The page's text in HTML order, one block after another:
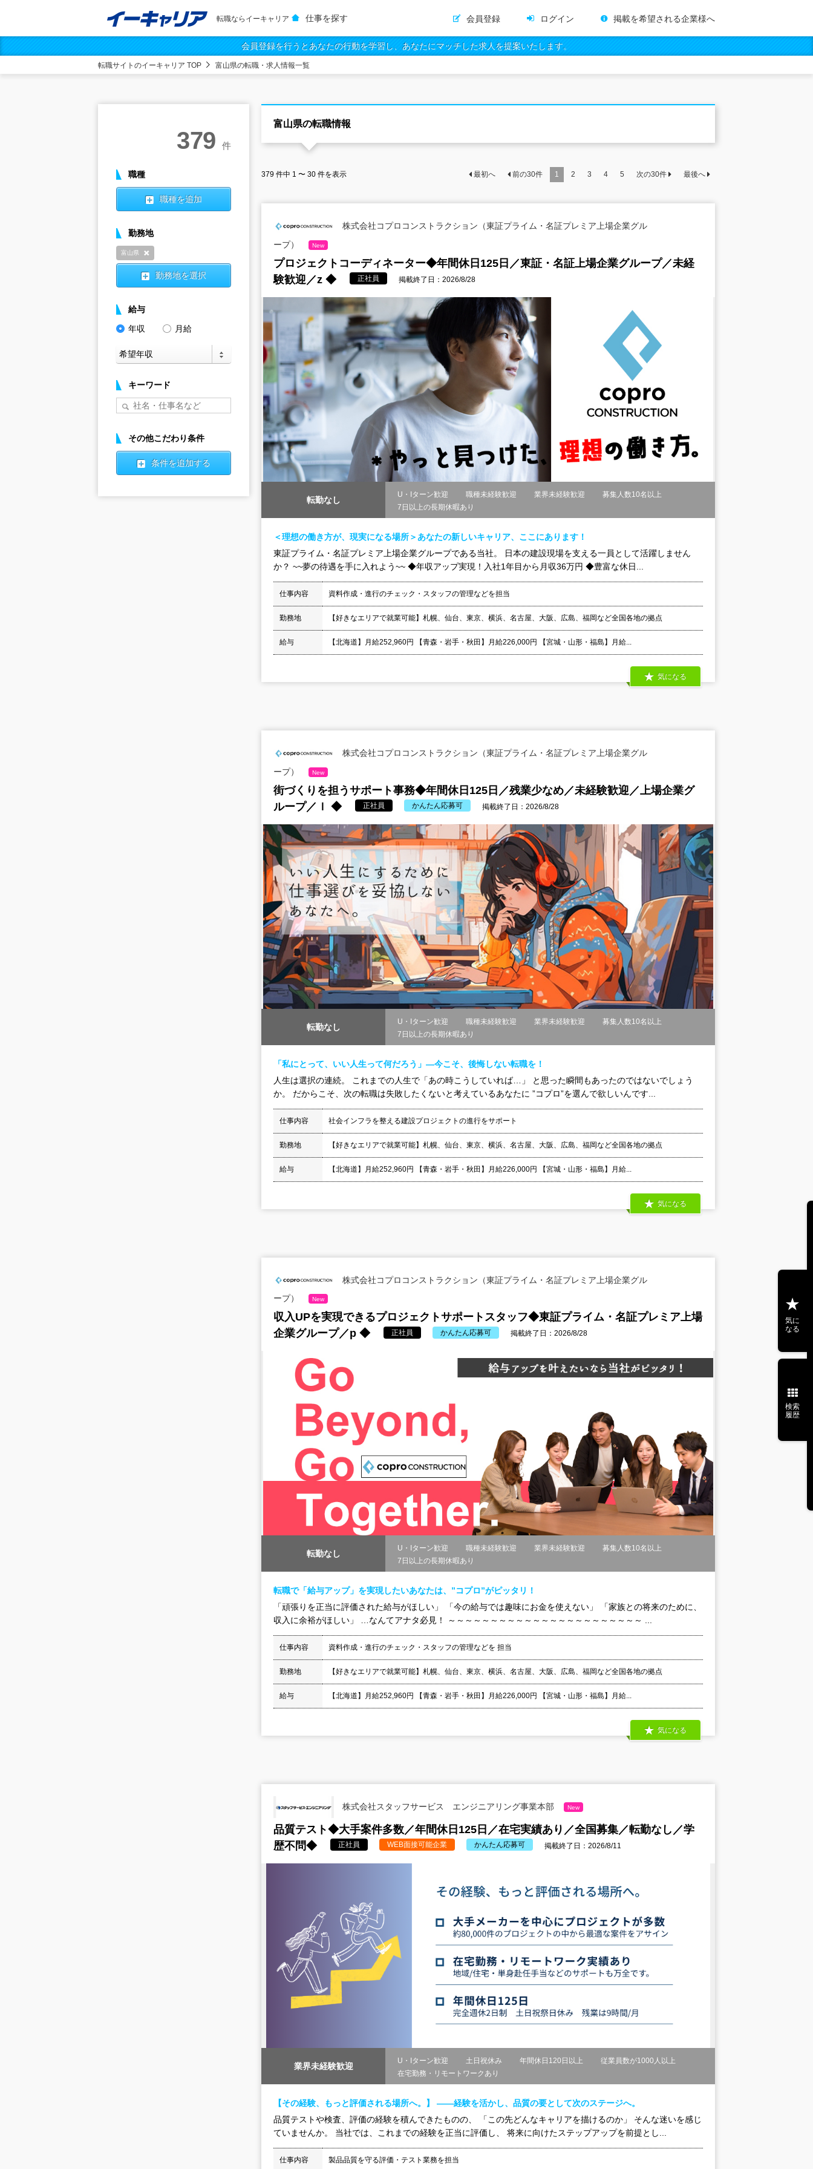
転職ならイーキャリア 仕事を探す 会員登録 ログイン 掲載を希望される企業様へ
会員登録を行うとあなたの行動を学習し、あなたにマッチした求人を提案いたします。
転職サイトのイーキャリア TOP 富山県の転職・求人情報一覧
富山県の転職情報
379 件中 1 〜 30 件を表示 最初へ 前の30件 1 2 3 4 5 次の30件 最後へ
株式会社コプロコンストラクション（東証プライム・名証プレミア上場企業グル
ープ）
New
プロジェクトコーディネーター◆年間休日125日／東証・名証上場企業グループ／未経
験歓迎／z ◆
正社員 掲載終了日：2026/8/28
転勤なし
U・Iターン歓迎 職種未経験歓迎 業界未経験歓迎
募集人数10名以上
7日以上の長期休暇あり
＜理想の働き方が、現実になる場所＞あなたの新しいキャリア、ここにあります！
東証プライム・名証プレミア上場企業グループである当社。 日本の建設現場を支える一員として活躍しません
か？ ~~夢の待遇を手に入れよう~~ ◆年収アップ実現！入社1年目から月収36万円 ◆豊富な休日...
仕事内容 資料作成・進行のチェック・スタッフの管理などを担当
勤務地 【好きなエリアで就業可能】札幌、仙台、東京、横浜、名古屋、大阪、広島、福岡など全国各地の拠点
給与 【北海道】月給252,960円 【青森・岩手・秋田】月給226,000円 【宮城・山形・福島】月給...
気になる
株式会社コプロコンストラクション（東証プライム・名証プレミア上場企業グル
ープ）
New
街づくりを担うサポート事務◆年間休日125日／残業少なめ／未経験歓迎／上場企業グ
ループ／ｌ ◆
正社員 かんたん応募可 掲載終了日：2026/8/28
転勤なし
U・Iターン歓迎 職種未経験歓迎 業界未経験歓迎
募集人数10名以上
7日以上の長期休暇あり
「私にとって、いい人生って何だろう」―今こそ、後悔しない転職を！
人生は選択の連続。 これまでの人生で「あの時こうしていれば…」 と思った瞬間もあったのではないでしょう
か。 だからこそ、次の転職は失敗したくないと考えているあなたに ”コプロ”を選んで欲しいんです...
仕事内容 社会インフラを整える建設プロジェクトの進行をサポート
勤務地 【好きなエリアで就業可能】札幌、仙台、東京、横浜、名古屋、大阪、広島、福岡など全国各地の拠点
給与 【北海道】月給252,960円 【青森・岩手・秋田】月給226,000円 【宮城・山形・福島】月給...
気になる
株式会社コプロコンストラクション（東証プライム・名証プレミア上場企業グル
ープ）
New
収入UPを実現できるプロジェクトサポートスタッフ◆東証プライム・名証プレミア上場
企業グループ／p ◆
正社員 かんたん応募可 掲載終了日：2026/8/28
転勤なし
U・Iターン歓迎 職種未経験歓迎 業界未経験歓迎
募集人数10名以上
7日以上の長期休暇あり
転職で「給与アップ」を実現したいあなたは、”コプロ”がピッタリ！
「頑張りを正当に評価された給与がほしい」 「今の給与では趣味にお金を使えない」 「家族との将来のために、
収入に余裕がほしい」 …なんてアナタ必見！ ～～～～～～～～～～～～～～～～～～～～～～～ ...
仕事内容 資料作成・進行のチェック・スタッフの管理などを 担当
勤務地 【好きなエリアで就業可能】札幌、仙台、東京、横浜、名古屋、大阪、広島、福岡など全国各地の拠点
給与 【北海道】月給252,960円 【青森・岩手・秋田】月給226,000円 【宮城・山形・福島】月給...
気になる
株式会社スタッフサービス エンジニアリング事業本部 New
品質テスト◆大手案件多数／年間休日125日／在宅実績あり／全国募集／転勤なし／学
歴不問◆
正社員 WEB面接可能企業 かんたん応募可 掲載終了日：2026/8/11
業界未経験歓迎
U・Iターン歓迎 土日祝休み 年間休日120日以上
従業員数が1000人以上
在宅勤務・リモートワークあり
【その経験、もっと評価される場所へ。】 ――経験を活かし、品質の要として次のステージへ。
品質テストや検査、評価の経験を積んできたものの、 「この先どんなキャリアを描けるのか」 そんな迷いを感じ
ていませんか。 当社では、これまでの経験を正当に評価し、 将来に向けたステップアップを前提とし...
仕事内容 製品品質を守る評価・テスト業務を担当
379 件
職種
職種を追加
勤務地
富山県
勤務地を選択
給与
年収
月給
キーワード
その他こだわり条件
条件を追加する
気に
なる
検索
履歴